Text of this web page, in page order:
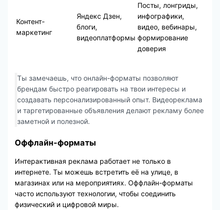
Контент-
маркетинг
Яндекс Дзен,
блоги,
видеоплатформы
Посты, лонгриды,
инфографики,
видео, вебинары,
формирование
доверия
Ты замечаешь, что онлайн-форматы позволяют
брендам быстро реагировать на твои интересы и
создавать персонализированный опыт. Видеореклама
и таргетированные объявления делают рекламу более
заметной и полезной.
Оффлайн-форматы
Интерактивная реклама работает не только в
интернете. Ты можешь встретить её на улице, в
магазинах или на мероприятиях. Оффлайн-форматы
часто используют технологии, чтобы соединить
физический и цифровой миры.